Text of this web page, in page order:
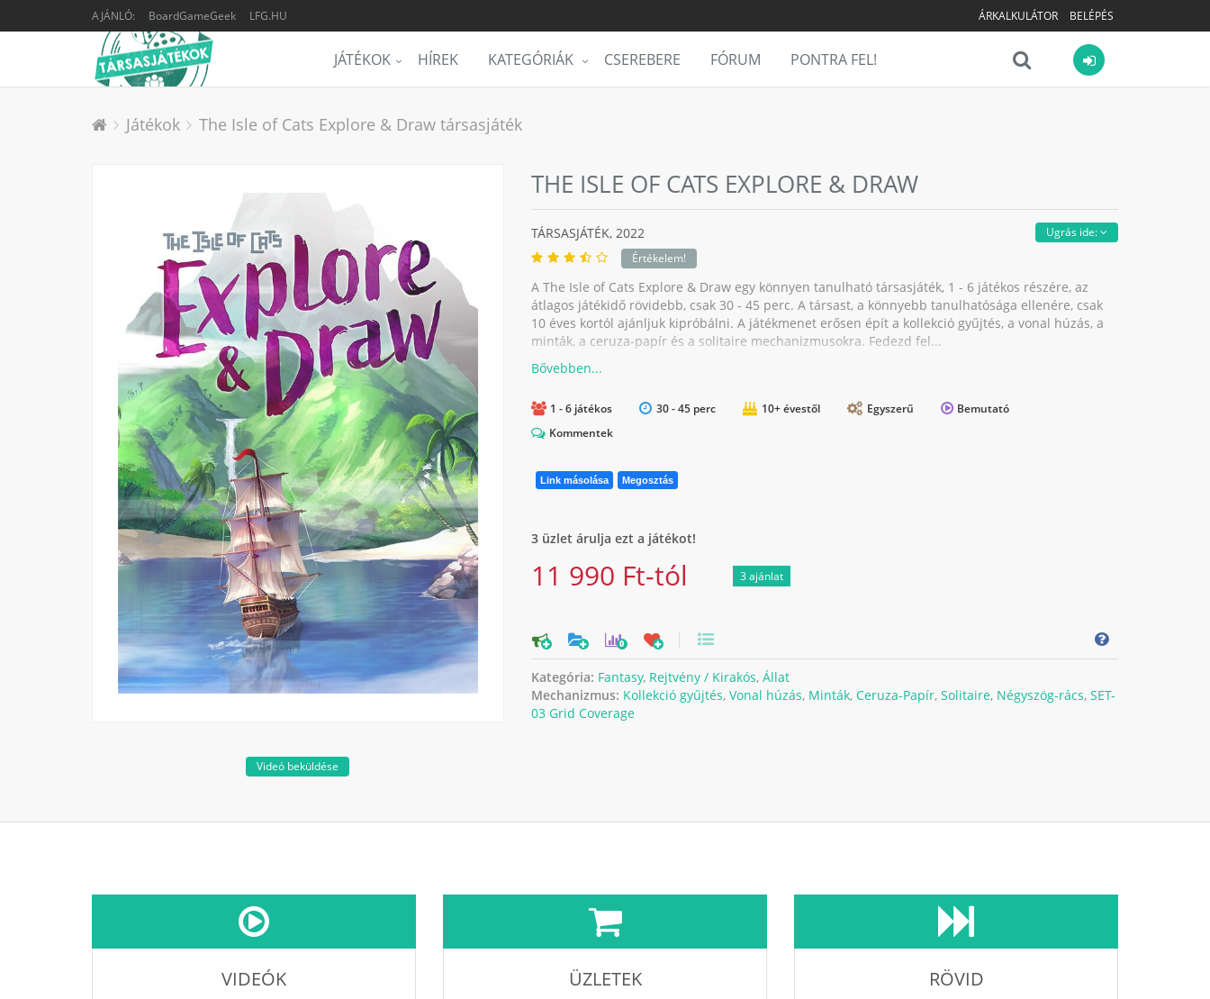
AJÁNLÓ: BoardGameGeek LFG.HU ÁRKALKULÁTOR BELÉPÉS
JÁTÉKOK HÍREK KATEGÓRIÁK CSEREBERE FÓRUM PONTRA FEL!
Játékok The Isle of Cats Explore & Draw társasjáték
Videó beküldése
THE ISLE OF CATS EXPLORE & DRAW
Ugrás ide:
TÁRSASJÁTÉK, 2022
Értékelem!
A The Isle of Cats Explore & Draw egy könnyen tanulható társasjáték, 1 - 6 játékos részére, az
átlagos játékidő rövidebb, csak 30 - 45 perc. A társast, a könnyebb tanulhatósága ellenére, csak
10 éves kortól ajánljuk kipróbálni. A játékmenet erősen épít a kollekció gyűjtés, a vonal húzás, a
minták, a ceruza-papír és a solitaire mechanizmusokra. Fedezd fel...
1 - 6 játékos 30 - 45 perc 10+ évestől Egyszerű
Bemutató
Kommentek
Link másolása Megosztás
3 üzlet árulja ezt a játékot!
11 990 Ft-tól 3 ajánlat
0
Kategória: Fantasy, Rejtvény / Kirakós, Állat
Mechanizmus: Kollekció gyűjtés, Vonal húzás, Minták, Ceruza-Papír, Solitaire, Négyszög-rács, SET-
03 Grid Coverage
VIDEÓK ÜZLETEK RÖVID